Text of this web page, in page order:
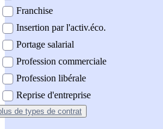
Franchise
Insertion par l'activ.éco.
Portage salarial
Profession commerciale
Profession libérale
Reprise d'entreprise
de types de contrat